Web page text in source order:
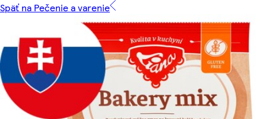
Späť na Pečenie a varenie